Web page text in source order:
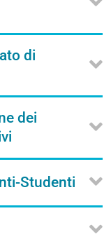
di
dei
Studenti